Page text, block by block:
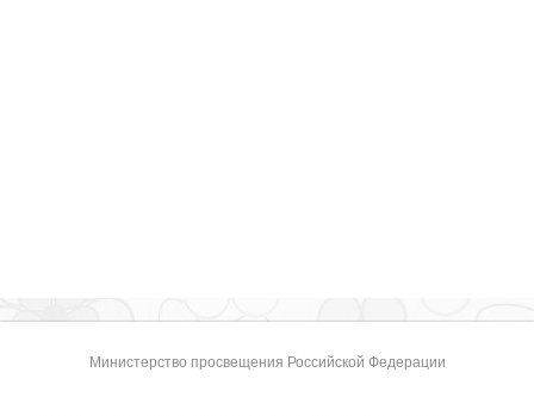
Министерство просвещения Российской Федерации